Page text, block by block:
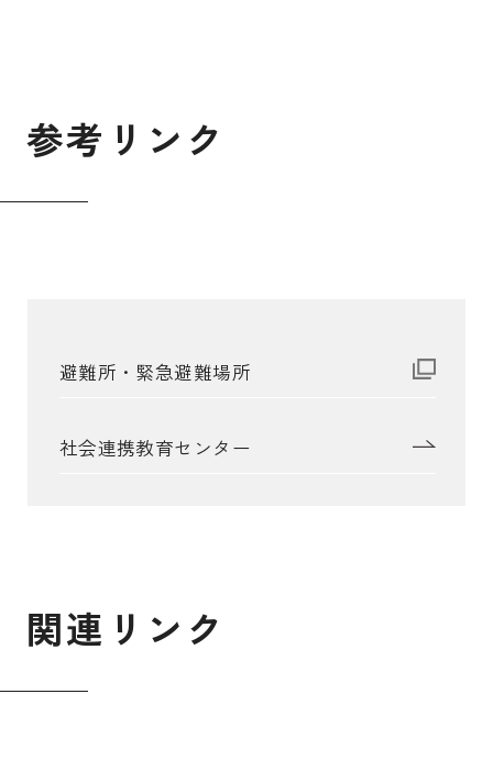
参考 リ ン ク
避難所・緊急避難場所
社会連携教育センター
関連 リ ン ク